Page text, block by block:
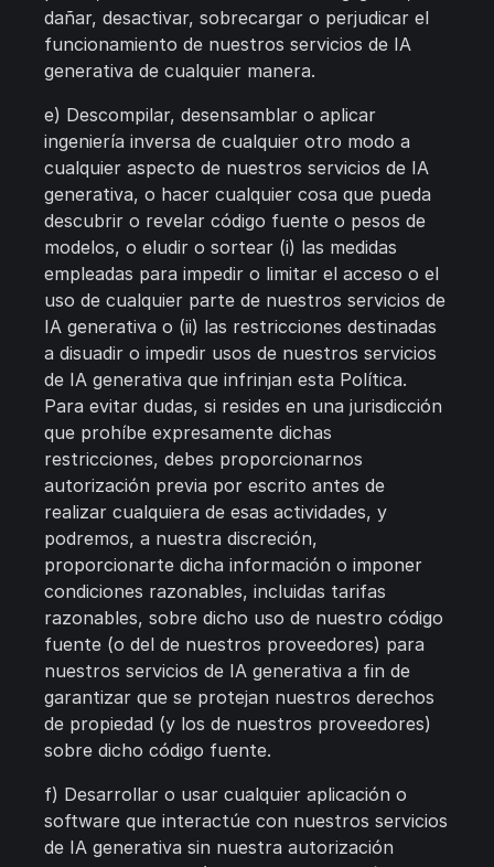
dañar, desactivar, sobrecargar o perjudicar el
funcionamiento de nuestros servicios de IA
generativa de cualquier manera.
e) Descompilar, desensamblar o aplicar
ingeniería inversa de cualquier otro modo a
cualquier aspecto de nuestros servicios de IA
generativa, o hacer cualquier cosa que pueda
descubrir o revelar código fuente o pesos de
modelos, o eludir o sortear (i) las medidas
empleadas para impedir o limitar el acceso o el
uso de cualquier parte de nuestros servicios de
IA generativa o (ii) las restricciones destinadas
a disuadir o impedir usos de nuestros servicios
de IA generativa que infrinjan esta Política.
Para evitar dudas, si resides en una jurisdicción
que prohíbe expresamente dichas
restricciones, debes proporcionarnos
autorización previa por escrito antes de
realizar cualquiera de esas actividades, y
podremos, a nuestra discreción,
proporcionarte dicha información o imponer
condiciones razonables, incluidas tarifas
razonables, sobre dicho uso de nuestro código
fuente (o del de nuestros proveedores) para
nuestros servicios de IA generativa a fin de
garantizar que se protejan nuestros derechos
de propiedad (y los de nuestros proveedores)
sobre dicho código fuente.
f) Desarrollar o usar cualquier aplicación o
software que interactúe con nuestros servicios
de IA generativa sin nuestra autorización